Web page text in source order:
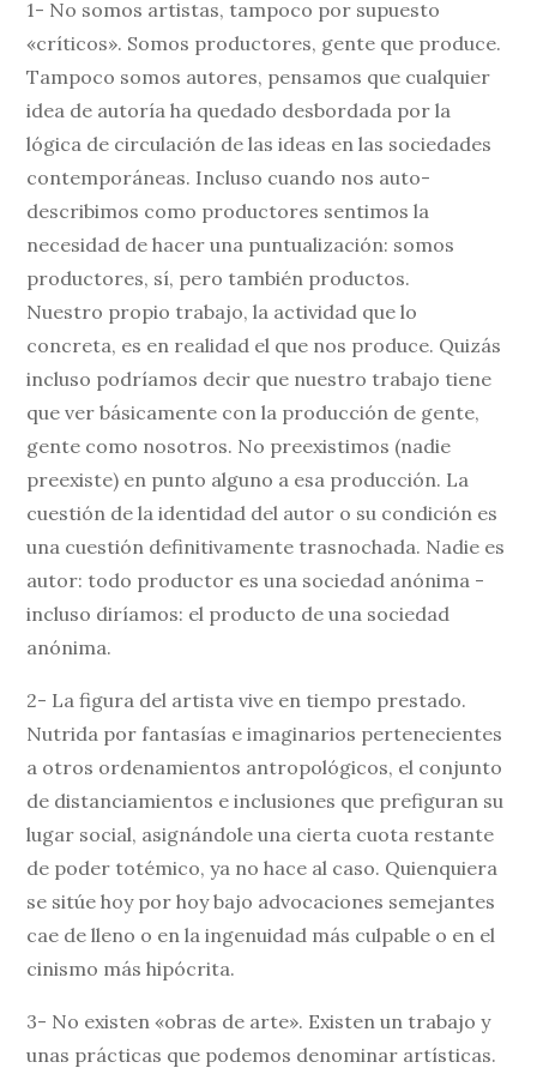
1- No somos artistas, tampoco por supuesto
«críticos». Somos productores, gente que produce.
Tampoco somos autores, pensamos que cualquier
idea de autoría ha quedado desbordada por la
lógica de circulación de las ideas en las sociedades
contemporáneas. Incluso cuando nos auto-
describimos como productores sentimos la
necesidad de hacer una puntualización: somos
productores, sí, pero también productos.
Nuestro propio trabajo, la actividad que lo
concreta, es en realidad el que nos produce. Quizás
incluso podríamos decir que nuestro trabajo tiene
que ver básicamente con la producción de gente,
gente como nosotros. No preexistimos (nadie
preexiste) en punto alguno a esa producción. La
cuestión de la identidad del autor o su condición es
una cuestión definitivamente trasnochada. Nadie es
autor: todo productor es una sociedad anónima -
incluso diríamos: el producto de una sociedad
anónima.
2- La figura del artista vive en tiempo prestado.
Nutrida por fantasías e imaginarios pertenecientes
a otros ordenamientos antropológicos, el conjunto
de distanciamientos e inclusiones que prefiguran su
lugar social, asignándole una cierta cuota restante
de poder totémico, ya no hace al caso. Quienquiera
se sitúe hoy por hoy bajo advocaciones semejantes
cae de lleno o en la ingenuidad más culpable o en el
cinismo más hipócrita.
3- No existen «obras de arte». Existen un trabajo y
unas prácticas que podemos denominar artísticas.